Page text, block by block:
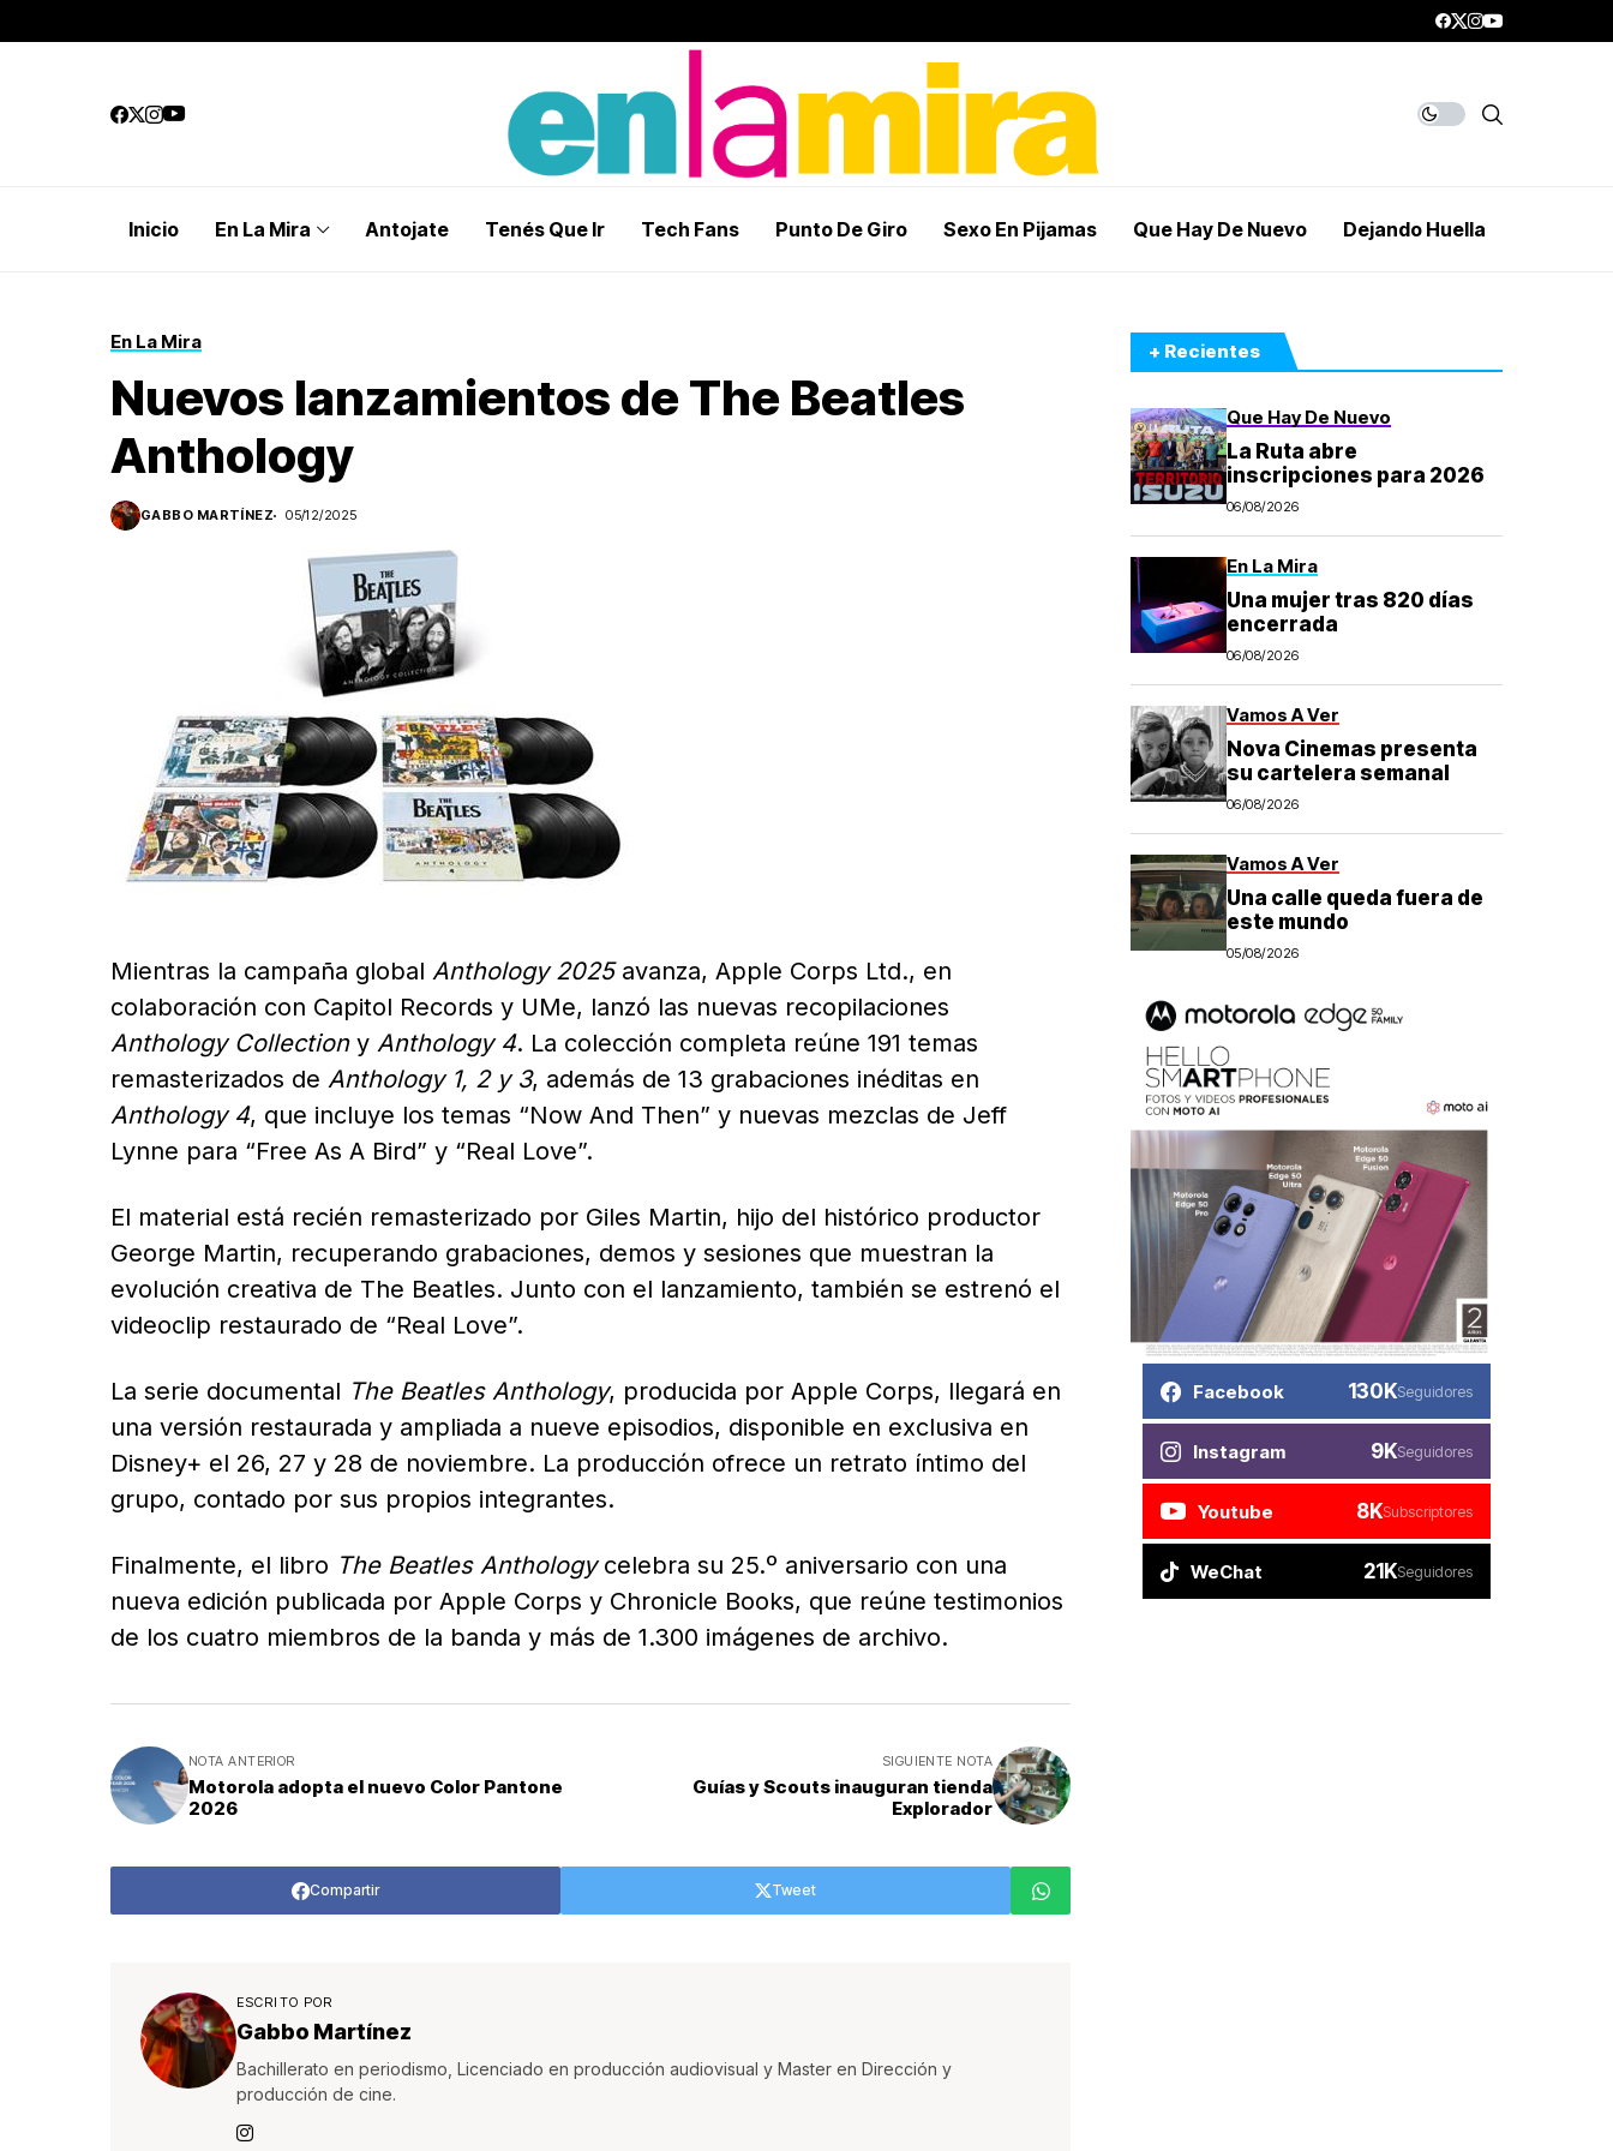
Inicio En La Mira Antojate Tenés Que Ir Tech Fans Punto De Giro Sexo En Pijamas Que Hay De Nuevo Dejando Huella
En La Mira
Nuevos lanzamientos de The Beatles
Anthology
GABBO MARTÍNEZ 05/12/2025
Mientras la campaña global Anthology 2025avanza, Apple Corps Ltd., en
colaboración con Capitol Records y UMe, lanzó las nuevas recopilaciones
Anthology Collectiony Anthology 4. La colección completa reúne 191 temas
remasterizados de Anthology 1, 2 y 3, además de 13 grabaciones inéditas en
Anthology 4, que incluye los temas “Now And Then” y nuevas mezclas de Jeff
Lynne para “Free As A Bird” y “Real Love”.
El material está recién remasterizado por Giles Martin, hijo del histórico productor
George Martin, recuperando grabaciones, demos y sesiones que muestran la
evolución creativa de The Beatles. Junto con el lanzamiento, también se estrenó el
videoclip restaurado de “Real Love”.
La serie documental The Beatles Anthology, producida por Apple Corps, llegará en
una versión restaurada y ampliada a nueve episodios, disponible en exclusiva en
Disney+ el 26, 27 y 28 de noviembre. La producción ofrece un retrato íntimo del
grupo, contado por sus propios integrantes.
Finalmente, el libro The Beatles Anthologycelebra su 25.º aniversario con una
nueva edición publicada por Apple Corps y Chronicle Books, que reúne testimonios
de los cuatro miembros de la banda y más de 1.300 imágenes de archivo.
NOTA ANTERIOR
Motorola adopta el nuevo Color Pantone
2026
SIGUIENTE NOTA
Guías y Scouts inauguran tienda
Explorador
Compartir Tweet
ESCRITO POR
Gabbo Martínez
Bachillerato en periodismo, Licenciado en producción audiovisual y Master en Dirección y
producción de cine.
+ Recientes
Que Hay De Nuevo
La Ruta abre
inscripciones para 2026
06/08/2026
En La Mira
Una mujer tras 820 días
encerrada
06/08/2026
Vamos A Ver
Nova Cinemas presenta
su cartelera semanal
06/08/2026
Vamos A Ver
Una calle queda fuera de
este mundo
05/08/2026
Facebook 130KSeguidores
Instagram 9KSeguidores
Youtube 8KSubscriptores
WeChat 21KSeguidores